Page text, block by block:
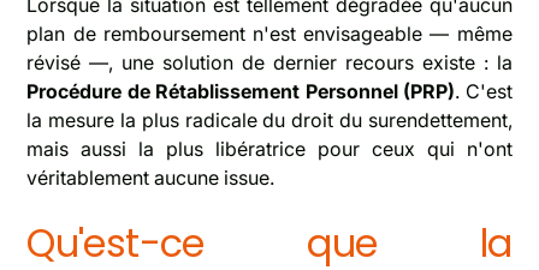
plan de remboursement n'est envisageable — même
révisé —, une solution de dernier recours existe : la
Procédure de Rétablissement Personnel (PRP). C'est
la mesure la plus radicale du droit du surendettement,
mais aussi la plus libératrice pour ceux qui n'ont
véritablement aucune issue.
Qu'est-ce que la